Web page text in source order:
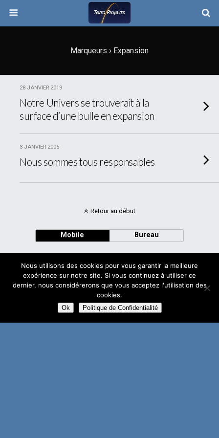
Marqueurs › Expansion
28 JANVIER 2019
Notre Univers se trouverait à la
surface d’une bulle en expansion
3 JANVIER 2006
Nous sommes tous responsables
Retour au début
Mobile Bureau
Avec
WPtouch Mobile Suite for WordPress
Nous utilisons des cookies pour vous garantir la meilleure
expérience sur notre site. Si vous continuez à utiliser ce
dernier, nous considérerons que vous acceptez l'utilisation des
cookies.
Ok Politique de Confidentialité